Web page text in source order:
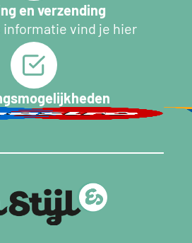
en verzending
informatie vind je hier